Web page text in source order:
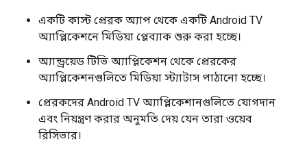
একটি কাস্ট প্রেরক অ্যাপ থেকে একটি Android TV
অ্যাপ্লিকেশনে মিডিয়া প্লেব্যাক শুরু করা হচ্ছে।
অ্যান্ড্রয়েড টিভি অ্যাপ্লিকেশন থেকে প্রেরকের
অ্যাপ্লিকেশনগুলিতে মিডিয়া স্ট্যাটাস পাঠানো হচ্ছে।
প্রেরকদের Android TV অ্যাপ্লিকেশানগুলিতে যোগদান
এবং নিয়ন্ত্রণ করার অনুমতি দেয় যেন তারা ওয়েব
রিসিভার।